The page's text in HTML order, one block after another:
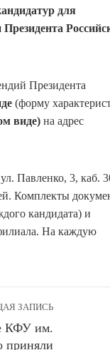
для
Президента
(форму
виде) на адрес
Павленко, 3, каб.
Комплекты
кандидата) и
На каждую
ЗАПИСЬ
КФУ им.
приняли